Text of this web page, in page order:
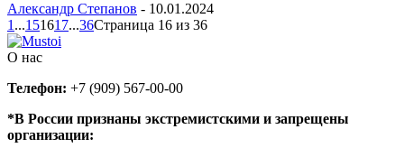
Александр Степанов - 10.01.2024
1 ...151617...36Страница 16 из 36
О нас
Телефон: +7 (909) 567-00-00
*В России признаны экстремистскими и запрещены
организации: